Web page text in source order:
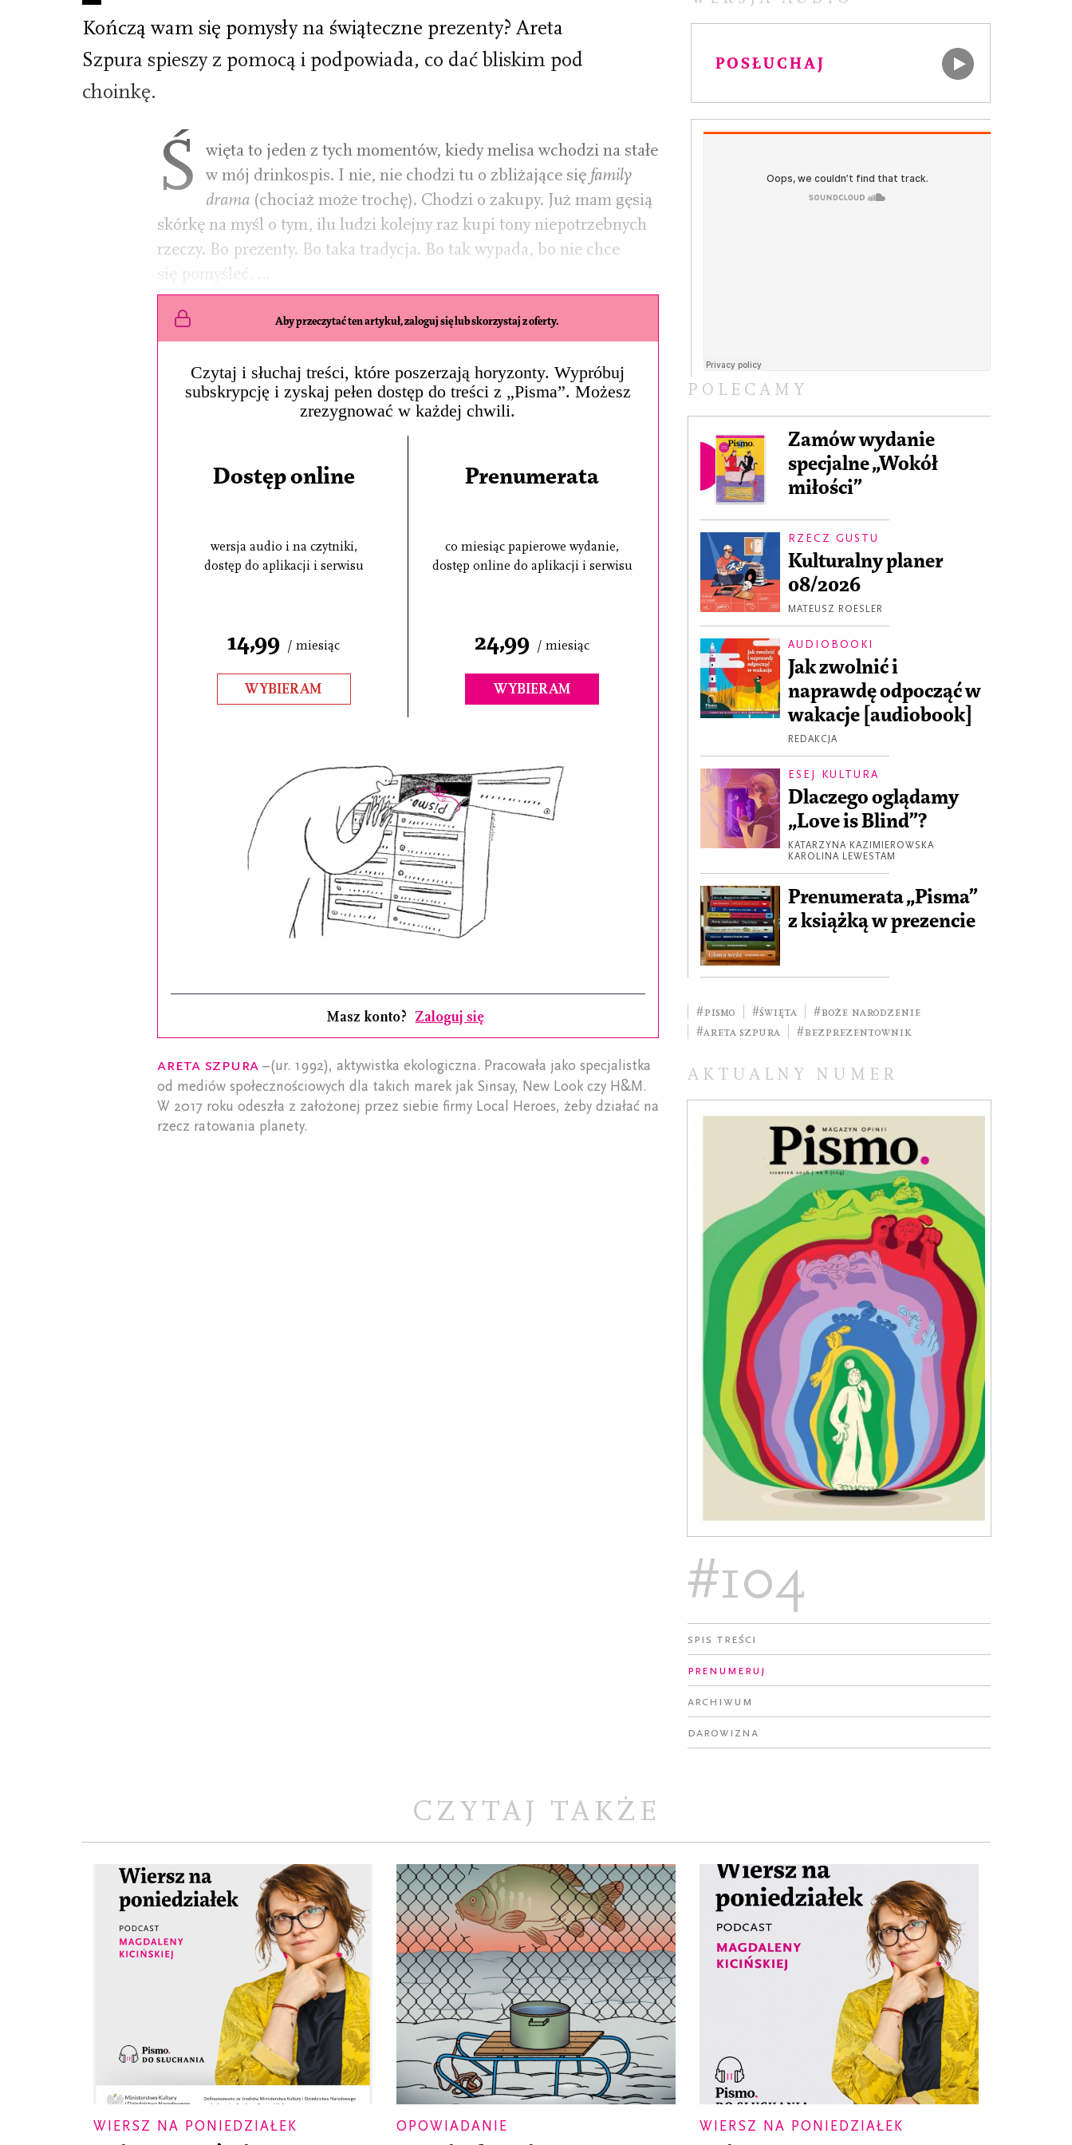
Kończą wam się pomysły na świąteczne prezenty? Areta
Szpura spieszy z pomocą i podpowiada, co dać bliskim pod
choinkę.
POSŁUCHAJ
Ś
więta to jeden z tych momentów, kiedy melisa wchodzi na stałe
w mój drinkospis. I nie, nie chodzi tu o zbliżające się family
drama (chociaż może trochę). Chodzi o zakupy. Już mam gęsią
skórkę na myśl o tym, ilu ludzi kolejny raz kupi tony niepotrzebnych
rzeczy. Bo prezenty. Bo taka tradycja. Bo tak wypada, bo nie chce
się pomyśleć, …
Aby przeczytać ten artykuł, zaloguj się lub skorzystaj z oferty.
Czytaj i słuchaj treści, które poszerzają horyzonty. Wypróbuj
subskrypcję i zyskaj pełen dostęp do treści z „Pisma”. Możesz
zrezygnować w każdej chwili.
Dostęp online
wersja audio i na czytniki,
dostęp do aplikacji i serwisu
14,99 / miesiąc
WYBIERAM
Prenumerata
co miesiąc papierowe wydanie,
dostęp online do aplikacji i serwisu
24,99 / miesiąc
WYBIERAM
Masz konto? Zaloguj się
Areta Szpura–(ur. 1992), aktywistka ekologiczna. Pracowała jako specjalistka
od mediów społecznościowych dla takich marek jak Sinsay, New Look czy H&M.
W 2017 roku odeszła z założonej przez siebie firmy Local Heroes, żeby działać na
rzecz ratowania planety.
POLECAMY
Zamów wydanie
specjalne „Wokół
miłości”
RZECZ GUSTU
Kulturalny planer
08/2026
MATEUSZ ROESLER
AUDIOBOOKI
Jak zwolnić i
naprawdę odpocząć w
wakacje [audiobook]
REDAKCJA
ESEJ KULTURA
Dlaczego oglądamy
„Love is Blind”?
KATARZYNA KAZIMIEROWSKA
KAROLINA LEWESTAM
Prenumerata „Pisma”
z książką w prezencie
#Pismo #święta
#Boże Narodzenie
#Areta Szpura
#bezprezentownik
AKTUALNY NUMER
#104
Spis treści
Prenumeruj
Archiwum
Darowizna
CZYTAJ TAKŻE
WIERSZ NA PONIEDZIAŁEK OPOWIADANIE WIERSZ NA PONIEDZIAŁEK